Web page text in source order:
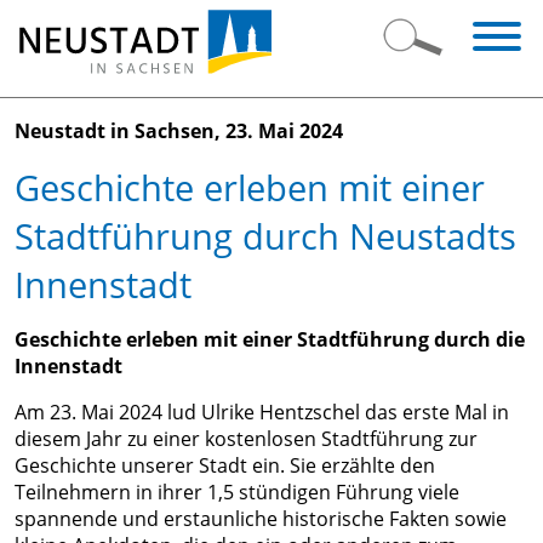
Bürger-
&
Ratsinformation
Grußwort
des
Bürgermeisters
Öffnungszeiten
Telefonverzeichnis
Bürgerservice
Leben
in
Neustadt
Stadtporträt
Ortsteile
Kultur
&
Neustadt in Sachsen, 23. Mai 2024
Geschichte erleben mit einer
Stadtführung durch Neustadts
Innenstadt
Geschichte erleben mit einer Stadtführung durch die
Innenstadt
Am 23. Mai 2024 lud Ulrike Hentzschel das erste Mal in
diesem Jahr zu einer kostenlosen Stadtführung zur
Geschichte unserer Stadt ein. Sie erzählte den
Teilnehmern in ihrer 1,5 stündigen Führung viele
spannende und erstaunliche historische Fakten sowie